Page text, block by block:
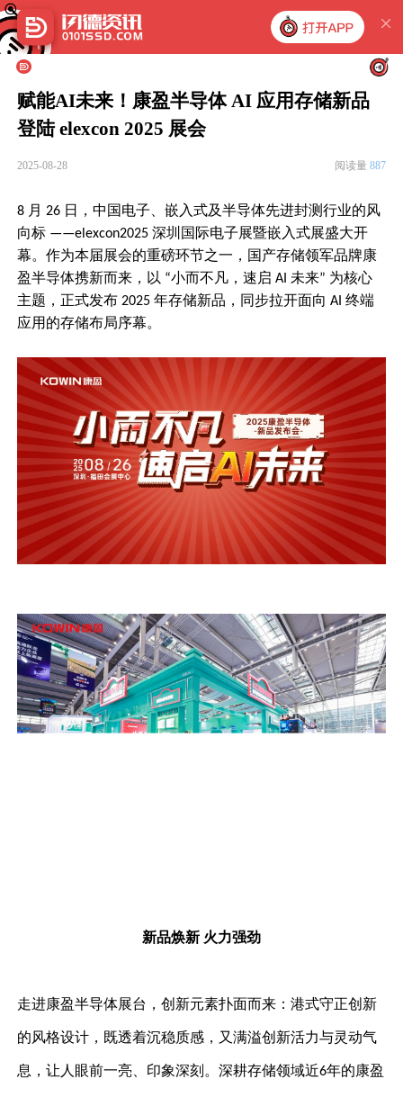
赋能AI未来！康盈半导体 AI 应用存储新品
登陆 elexcon 2025 展会
2025-08-28 阅读量 887
8 月 26 日，中国电子、嵌入式及半导体先进封测行业的风
向标 ——elexcon2025深圳国际电子展暨嵌入式展盛大开
幕。作为本届展会的重磅环节之一，国产存储领军品牌康
盈半导体携新而来，以 “小而不凡，速启AI未来” 为核心
主题，正式发布 2025年存储新品，同步拉开面向AI终端
应用的存储布局序幕。
新品焕新 火力强劲
走进康盈半导体展台，创新元素扑面而来：港式守正创新
的风格设计，既透着沉稳质感，又满溢创新活力与灵动气
息，让人眼前一亮、印象深刻。深耕存储领域近6年的康盈